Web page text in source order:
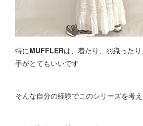
特にMUFFLERは、着たり、羽織った
手がとてもいいです
そんな自分の経験でこのシリーズを考